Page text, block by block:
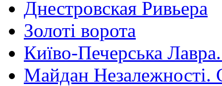
Днестровская Ривьера
Золоті ворота
Київо-Печерська
Майдан Незалежності.